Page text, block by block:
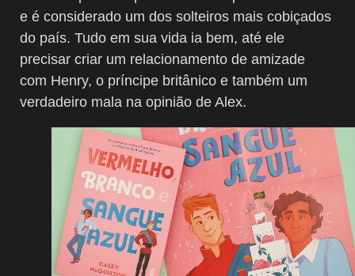
e é considerado um dos solteiros mais cobiçados
do país. Tudo em sua vida ia bem, até ele
precisar criar um relacionamento de amizade
com Henry, o príncipe britânico e também um
verdadeiro mala na opinião de Alex.